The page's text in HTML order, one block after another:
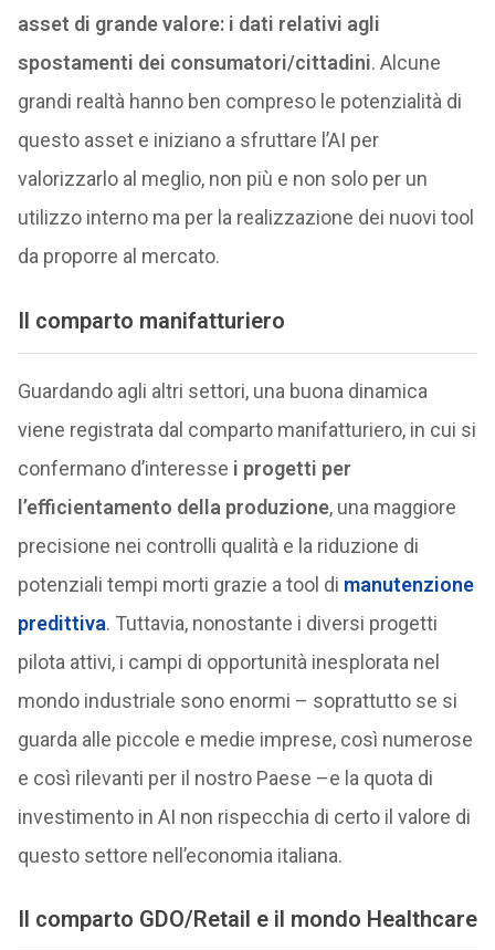
asset di grande valore: i dati relativi agli
spostamenti dei consumatori/cittadini. Alcune
grandi realtà hanno ben compreso le potenzialità di
questo asset e iniziano a sfruttare l’AI per
valorizzarlo al meglio, non più e non solo per un
utilizzo interno ma per la realizzazione dei nuovi tool
da proporre al mercato.
Il comparto manifatturiero
Guardando agli altri settori, una buona dinamica
viene registrata dal comparto manifatturiero, in cui si
confermano d’interesse i progetti per
l’efficientamento della produzione, una maggiore
precisione nei controlli qualità e la riduzione di
potenziali tempi morti grazie a tool di manutenzione
predittiva. Tuttavia, nonostante i diversi progetti
pilota attivi, i campi di opportunità inesplorata nel
mondo industriale sono enormi – soprattutto se si
guarda alle piccole e medie imprese, così numerose
e così rilevanti per il nostro Paese –e la quota di
investimento in AI non rispecchia di certo il valore di
questo settore nell’economia italiana.
Il comparto GDO/Retail e il mondo Healthcare